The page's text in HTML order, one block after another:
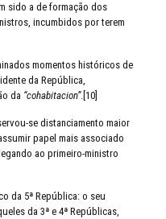
sido a de formação dos
incumbidos por terem
momentos históricos de
da República,
da “cohabitacion”.[10]
se distanciamento maior
papel mais associado
ao primeiro-ministro
da 5ª República: o seu
da 3ª e 4ª Repúblicas,